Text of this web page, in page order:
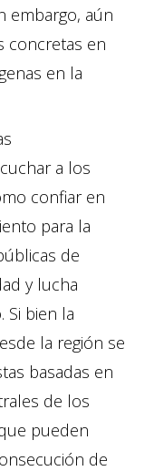
embargo, aún
concretas en
en la
a los
confiar en
para la
de
y lucha
Si bien la
la región se
basadas en
de los
pueden
de